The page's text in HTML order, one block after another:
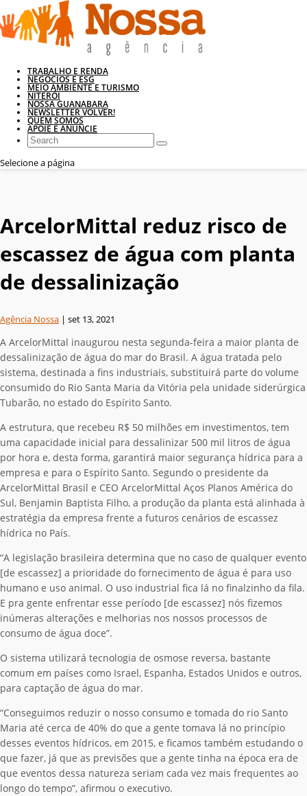
TRABALHO E RENDA
NEGÓCIOS E ESG
MEIO AMBIENTE E TURISMO
NITERÓI
NOSSA GUANABARA
NEWSLETTER VOLVER!
QUEM SOMOS
APOIE E ANUNCIE
Selecione a página
ArcelorMittal reduz risco de
escassez de água com planta
de dessalinização
Agência Nossa | set 13, 2021
A ArcelorMittal inaugurou nesta segunda-feira a maior planta de
dessalinização de água do mar do Brasil. A água tratada pelo
sistema, destinada a fins industriais, substituirá parte do volume
consumido do Rio Santa Maria da Vitória pela unidade siderúrgica
Tubarão, no estado do Espírito Santo.
A estrutura, que recebeu R$ 50 milhões em investimentos, tem
uma capacidade inicial para dessalinizar 500 mil litros de água
por hora e, desta forma, garantirá maior segurança hídrica para a
empresa e para o Espírito Santo. Segundo o presidente da
ArcelorMittal Brasil e CEO ArcelorMittal Aços Planos América do
Sul, Benjamin Baptista Filho, a produção da planta está alinhada à
estratégia da empresa frente a futuros cenários de escassez
hídrica no País.
“A legislação brasileira determina que no caso de qualquer evento
[de escassez] a prioridade do fornecimento de água é para uso
humano e uso animal. O uso industrial fica lá no finalzinho da fila.
E pra gente enfrentar esse período [de escassez] nós fizemos
inúmeras alterações e melhorias nos nossos processos de
consumo de água doce”.
O sistema utilizará tecnologia de osmose reversa, bastante
comum em países como Israel, Espanha, Estados Unidos e outros,
para captação de água do mar.
“Conseguimos reduzir o nosso consumo e tomada do rio Santo
Maria até cerca de 40% do que a gente tomava lá no princípio
desses eventos hídricos, em 2015, e ficamos também estudando o
que fazer, já que as previsões que a gente tinha na época era de
que eventos dessa natureza seriam cada vez mais frequentes ao
longo do tempo”, afirmou o executivo.